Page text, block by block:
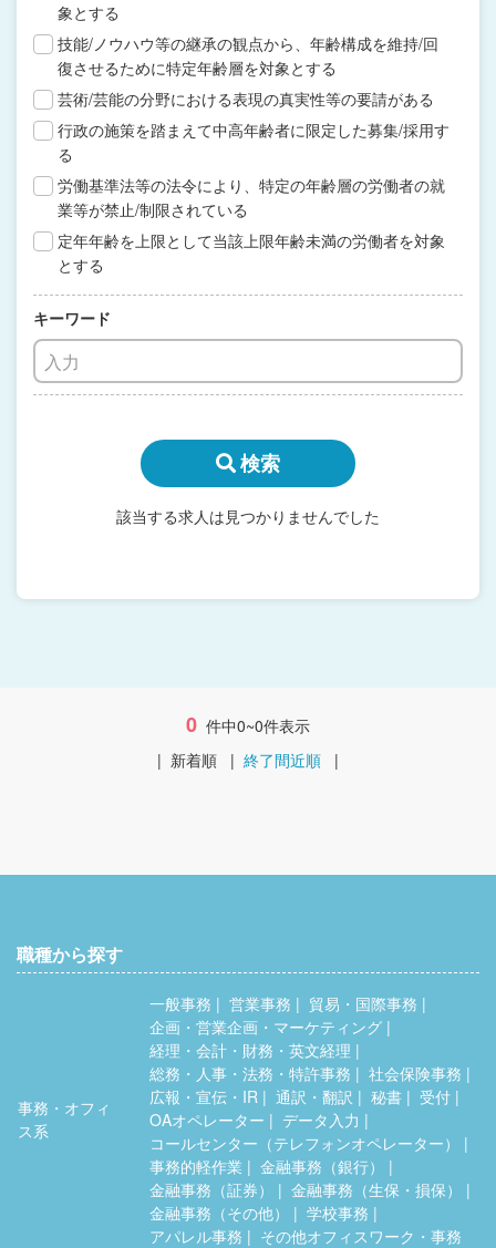
象とする
技能/ノウハウ等の継承の観点から、年齢構成を維持/回
復させるために特定年齢層を対象とする
芸術/芸能の分野における表現の真実性等の要請がある
行政の施策を踏まえて中高年齢者に限定した募集/採用す
る
労働基準法等の法令により、特定の年齢層の労働者の就
業等が禁止/制限されている
定年年齢を上限として当該上限年齢未満の労働者を対象
とする
キーワード
検索
該当する求人は見つかりませんでした
0 件中0~0件表示
| 新着順 | 終了間近順 |
職種から探す
事務・オフィ
ス系
一般事務 営業事務
貿易・国際事務
企画・営業企画・マーケティング
経理・会計・財務・英文経理
総務・人事・法務・特許事務
社会保険事務
広報・宣伝・IR
通訳・翻訳 秘書
受付
OAオペレーター
データ入力
コールセンター（テレフォンオペレーター）
事務的軽作業
金融事務（銀行）
金融事務（証券）
金融事務（生保・損保）
金融事務（その他）
学校事務
アパレル事務
その他オフィスワーク・事務